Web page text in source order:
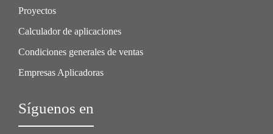
Proyectos
Calculador de aplicaciones
Condiciones generales de ventas
Empresas Aplicadoras
Síguenos en